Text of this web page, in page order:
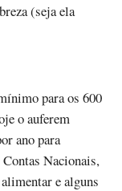
(seja ela
para os 600
o auferem
ano para
Nacionais,
e alguns